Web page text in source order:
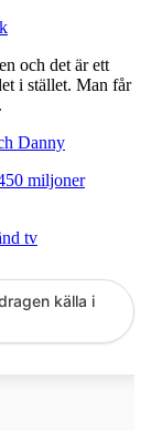
och det är ett
i stället. Man får
Danny
miljoner
tv
källa i